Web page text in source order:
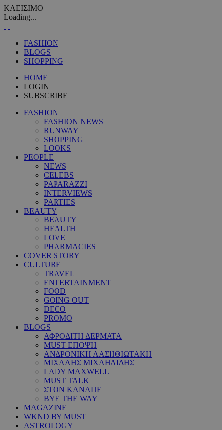
ΚΛΕΙΣΙΜΟ
Loading...
FASHION
BLOGS
SHOPPING
HOME
LOGIN
SUBSCRIBE
FASHION
FASHION NEWS
RUNWAY
SHOPPING
LOOKS
PEOPLE
NEWS
CELEBS
PAPARAZZI
INTERVIEWS
PARTIES
BEAUTY
BEAUTY
HEALTH
LOVE
PHARMACIES
COVER STORY
CULTURE
TRAVEL
ENTERTAINMENT
FOOD
GOING OUT
DECO
PROMO
BLOGS
ΑΦΡΟΔΙΤΗ ΔΕΡΜΑΤΑ
MUST ΕΠΟΨΗ
ΑΝΔΡΟΝΙΚΗ ΛΑΣΗΘΙΩΤΑΚΗ
ΜΙΧΑΛΗΣ ΜΙΧΑΗΛΙΔΗΣ
LADY MAXWELL
MUST TALK
ΣΤΟΝ ΚΑΝΑΠΕ
BYE THE WAY
MAGAZINE
WKND BY MUST
ASTROLOGY